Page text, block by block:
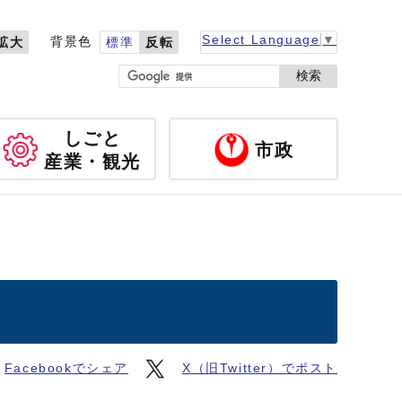
大 背景色 標準 反転 Select Language ▼
検索
しごと
産業・観光
市政
Facebookでシェア X（旧Twitter）でポスト